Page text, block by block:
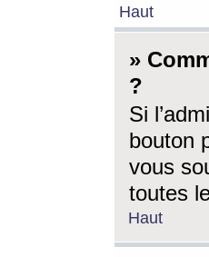
Haut
»
?
Si
bouton
vous
toutes
Haut